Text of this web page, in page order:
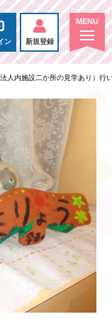
ン 新規登録
人内施設二か所の見学あり）行